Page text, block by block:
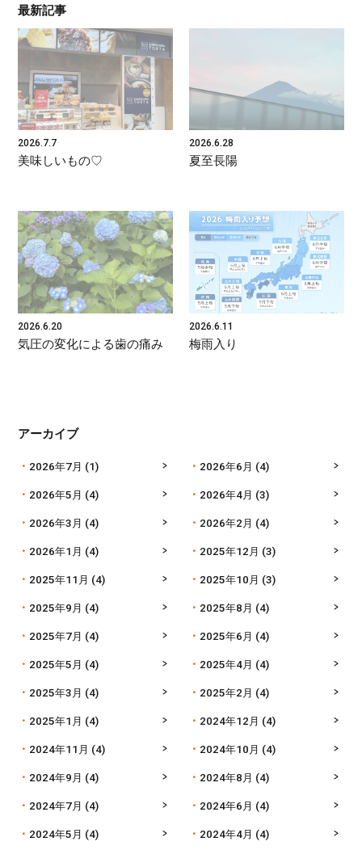
最新記事
2026.7.7
美味しいもの♡
2026.6.28
夏至長陽
2026.6.20
気圧の変化による歯の痛み
2026.6.11
梅雨入り
アーカイブ
2026年7月 (1) 2026年6月 (4)
2026年5月 (4) 2026年4月 (3)
2026年3月 (4) 2026年2月 (4)
2026年1月 (4) 2025年12月 (3)
2025年11月 (4) 2025年10月 (3)
2025年9月 (4) 2025年8月 (4)
2025年7月 (4) 2025年6月 (4)
2025年5月 (4) 2025年4月 (4)
2025年3月 (4) 2025年2月 (4)
2025年1月 (4) 2024年12月 (4)
2024年11月 (4) 2024年10月 (4)
2024年9月 (4) 2024年8月 (4)
2024年7月 (4) 2024年6月 (4)
2024年5月 (4) 2024年4月 (4)